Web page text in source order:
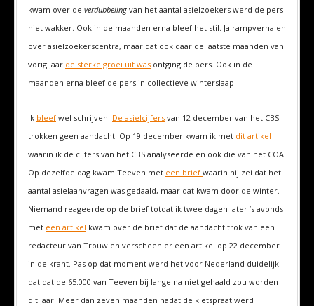
kwam over de verdubbeling van het aantal asielzoekers werd de pers
niet wakker. Ook in de maanden erna bleef het stil. Ja rampverhalen
over asielzoekerscentra, maar dat ook daar de laatste maanden van
vorig jaar de sterke groei uit was ontging de pers. Ook in de
maanden erna bleef de pers in collectieve winterslaap.
Ik bleef wel schrijven. De asielcijfers van 12 december van het CBS
trokken geen aandacht. Op 19 december kwam ik met dit artikel
waarin ik de cijfers van het CBS analyseerde en ook die van het COA.
Op dezelfde dag kwam Teeven met een brief waarin hij zei dat het
aantal asielaanvragen was gedaald, maar dat kwam door de winter.
Niemand reageerde op de brief totdat ik twee dagen later ’s avonds
met een artikel kwam over de brief dat de aandacht trok van een
redacteur van Trouw en verscheen er een artikel op 22 december
in de krant. Pas op dat moment werd het voor Nederland duidelijk
dat dat de 65.000 van Teeven bij lange na niet gehaald zou worden
dit jaar. Meer dan zeven maanden nadat de kletspraat werd